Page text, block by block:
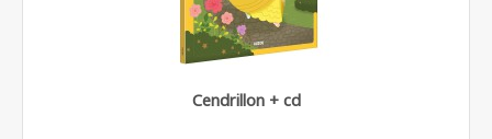
Cendrillon + cd